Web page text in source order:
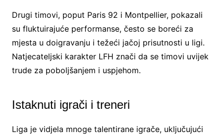
Drugi timovi, poput Paris 92 i Montpellier, pokazali
su fluktuirajuće performanse, često se boreći za
mjesta u doigravanju i težeći jačoj prisutnosti u ligi.
Natjecateljski karakter LFH znači da se timovi uvijek
trude za poboljšanjem i uspjehom.
Istaknuti igrači i treneri
Liga je vidjela mnoge talentirane igrače, uključujući